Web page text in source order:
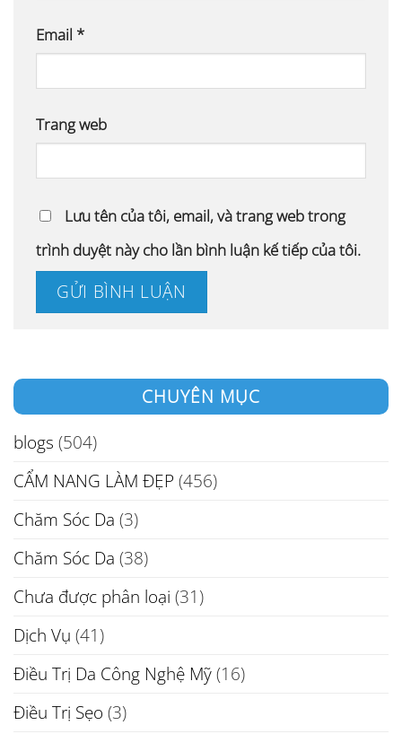
Email *
Trang web
Lưu tên của tôi, email, và trang web trong
trình duyệt này cho lần bình luận kế tiếp của tôi.
CHUYÊN MỤC
blogs (504)
CẨM NANG LÀM ĐẸP (456)
Chăm Sóc Da (3)
Chăm Sóc Da (38)
Chưa được phân loại (31)
Dịch Vụ (41)
Điều Trị Da Công Nghệ Mỹ(16)
Điều Trị Sẹo (3)